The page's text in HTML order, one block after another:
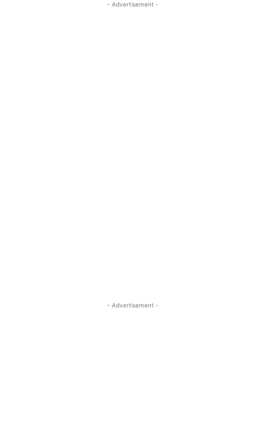
- Advertisement -
- Advertisement -